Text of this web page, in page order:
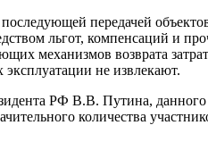
передачей
льгот, компенсаций и
механизмов возврата
не извлекают.
РФ В.В. Путина,
количества